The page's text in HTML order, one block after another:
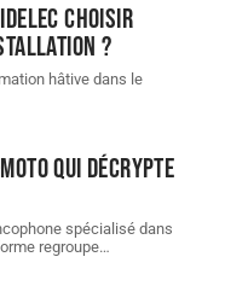
choisir
?
hâtive dans le
qui décrypte
spécialisé dans
regroupe…